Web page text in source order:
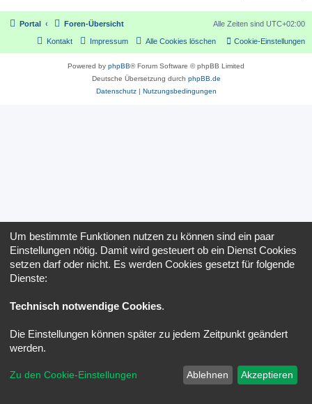
Portal Foren-Übersicht Alle Zeiten sind UTC+02:00
Cookie-Einstellungen
Alle Cookies löschen
Impressum
Kontakt
Powered by phpBB® Forum Software © phpBB Limited
Deutsche Übersetzung durch phpBB.de
Datenschutz| Nutzungsbedingungen
Um bestimmte Funktionen nutzen zu können sind ein paar
Einstellungen nötig. Damit wird gesteuert ob ein Dienst Cookies
setzen darf oder nicht. Es werden Cookies gesetzt für folgende
Dienste:
Technisch notwendige Cookies.
Die Einstellungen können später zu jedem Zeitpunkt geändert
werden.
Zu den Cookie-Einstellungen Ablehnen Akzeptieren